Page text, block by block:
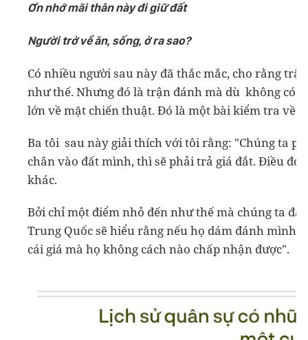
Ơn nhớ mãi thân này đi giữ đất
Người trở về ăn, sống, ở ra sao?
Có nhiều người sau này đã thắc mắc, cho rằng
như thế. Nhưng đó là trận đánh mà dù không có
lớn về mặt chiến thuật. Đó là một bài kiểm tra về
Ba tôi sau này giải thích với tôi rằng: "Chúng ta
chân vào đất mình, thì sẽ phải trả giá đắt. Điều đó
khác.
Bởi chỉ một điểm nhỏ đến như thế mà chúng ta
Trung Quốc sẽ hiểu rằng nếu họ dám đánh mình
cái giá mà họ không cách nào chấp nhận được".